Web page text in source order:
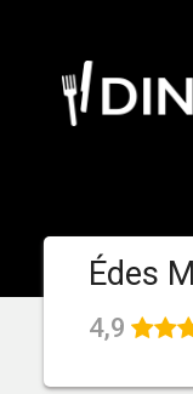
Édes
4,9